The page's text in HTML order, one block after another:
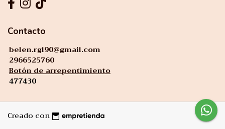
Contacto
belen.rgl90@gmail.com
2966525760
Botón de arrepentimiento
477430
Creado con